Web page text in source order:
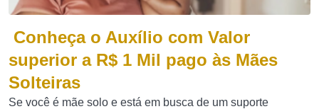
Conheça o Auxílio com Valor
superior a R$ 1 Mil pago às Mães
Solteiras
Se você é mãe solo e está em busca de um suporte